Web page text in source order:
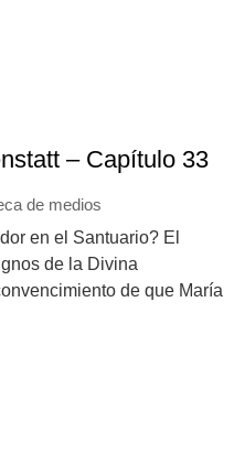
– Capítulo 33
de medios
en el Santuario? El
de la Divina
de que María